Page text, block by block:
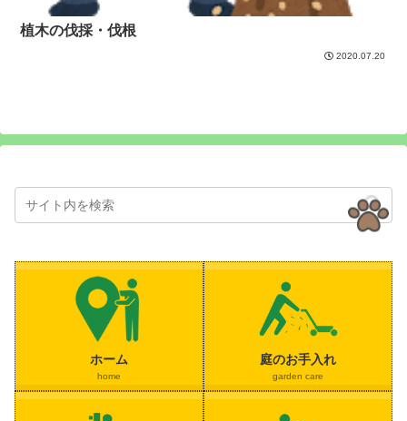
植木の伐採・伐根
2020.07.20
ホーム
home
庭のお手入れ
garden care